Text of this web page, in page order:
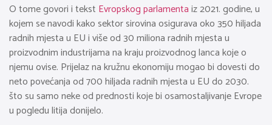
O tome govori i tekst Evropskog parlamentaiz 2021. godine, u
kojem se navodi kako sektor sirovina osigurava oko 350 hiljada
radnih mjesta u EU i više od 30 miliona radnih mjesta u
proizvodnim industrijama na kraju proizvodnog lanca koje o
njemu ovise. Prijelaz na kružnu ekonomiju mogao bi dovesti do
neto povećanja od 700 hiljada radnih mjesta u EU do 2030.
što su samo neke od prednosti koje bi osamostaljivanje Evrope
u pogledu litija donijelo.